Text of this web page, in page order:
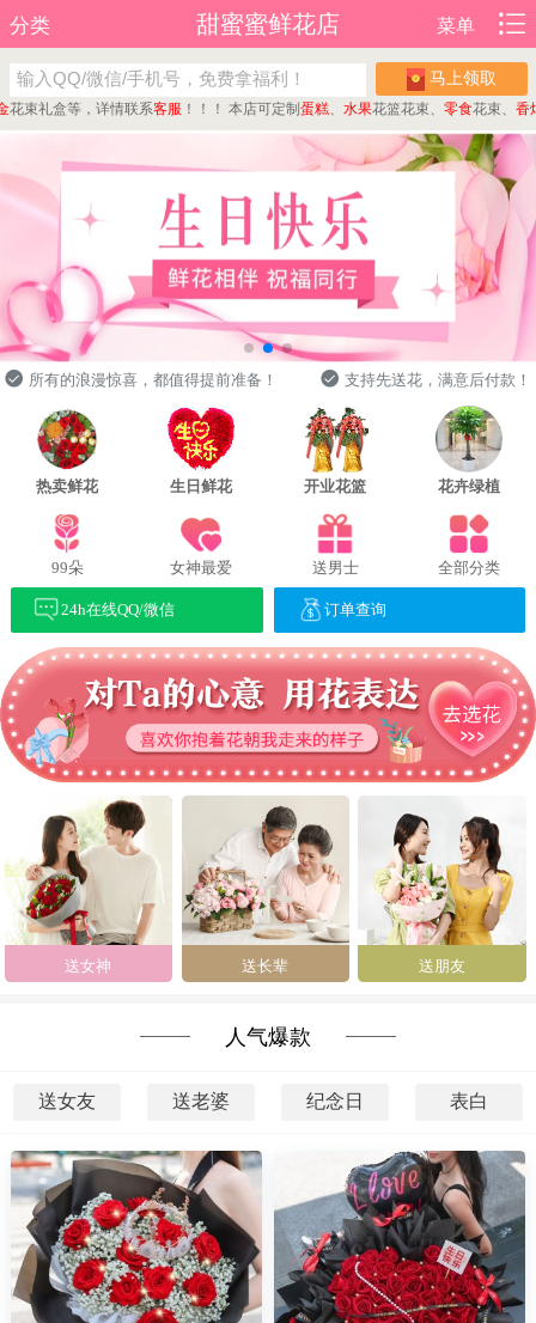
分类 甜蜜蜜鲜花店 菜单
马上领取
礼盒等，详情联系客服！！！ 本店可定制蛋糕 、水果 花篮花束、零食 花束、香烟 花
所有的浪漫惊喜，都值得提前准备！ 支持先送花，满意后付款！
热卖鲜花 生日鲜花 开业花篮 花卉绿植
99朵 女神最爱 送男士 全部分类
24h在线QQ/微信 订单查询
送女神 送长辈 送朋友
人气爆款
送女友 送老婆 纪念日 表白